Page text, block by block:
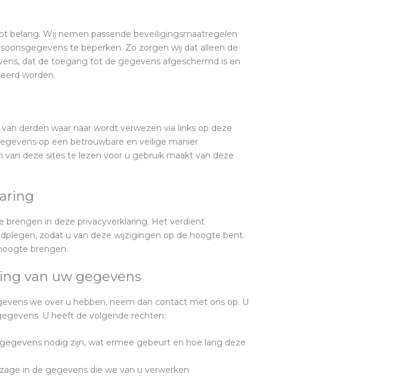
belang. Wij nemen passende beveiligingsmaatregelen
te beperken. Zo zorgen wij dat alleen de
dat de toegang tot de gegevens afgeschermd is en
worden.
derden waar naar wordt verwezen via links op deze
op een betrouwbare en veilige manier
van deze sites te lezen voor u gebruik maakt van deze
in deze privacyverklaring. Het verdient
zodat u van deze wijzigingen op de hoogte bent.
brengen.
van uw gegevens
we over u hebben, neem dan contact met ons op. U
U heeft de volgende rechten:
nodig zijn, wat ermee gebeurt en hoe lang deze
in de gegevens die we van u verwerken